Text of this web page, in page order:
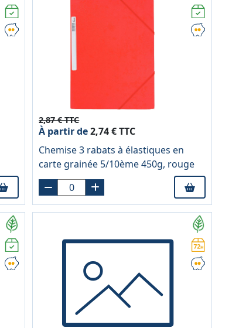
2,87 € TTC
À partir de2,74 € TTC
Chemise 3 rabats à élastiques en
carte grainée 5/10ème 450g, rouge